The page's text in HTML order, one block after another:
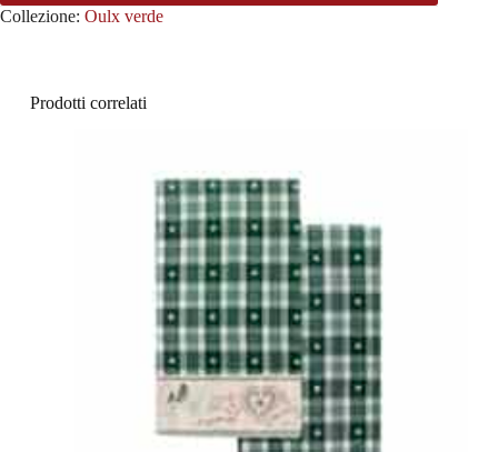
Collezione: Oulx verde
Prodotti correlati